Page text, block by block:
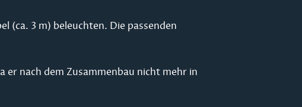
(ca. 3 m) beleuchten. Die passenden
er nach dem Zusammenbau nicht mehr in